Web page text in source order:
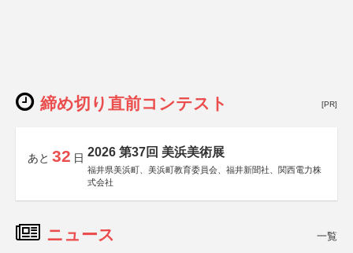
締め切り直前コンテスト [PR]
あと 32 日 2026 第37回 美浜美術展
福井県美浜町、美浜町教育委員会、福井新聞社、関西電力株
式会社
ニュース 一覧